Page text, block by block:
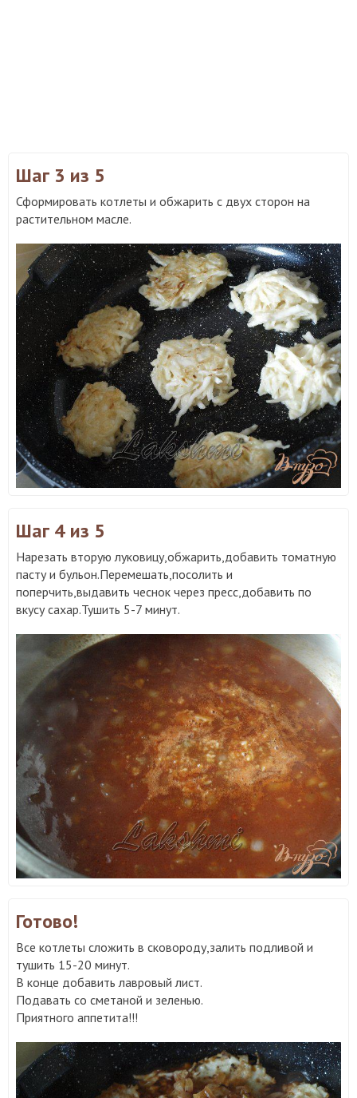
Шаг 3 из 5
Сформировать котлеты и обжарить с двух сторон на
растительном масле.
Шаг 4 из 5
Нарезать вторую луковицу,обжарить,добавить томатную
пасту и бульон.Перемешать,посолить и
поперчить,выдавить чеснок через пресс,добавить по
вкусу сахар.Тушить 5-7 минут.
Готово!
Все котлеты сложить в сковороду,залить подливой и
тушить 15-20 минут.
В конце добавить лавровый лист.
Подавать со сметаной и зеленью.
Приятного аппетита!!!